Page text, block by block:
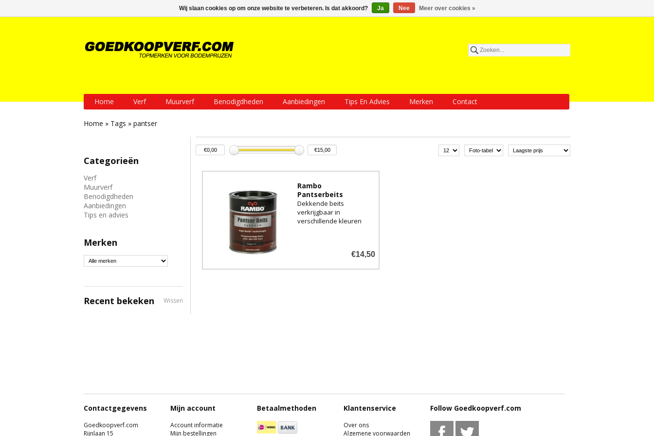
Inloggen Een account aanmaken Mijn winkelwagen €0,00
Home Verf Muurverf Benodigdheden Aanbiedingen Tips En Advies Merken Contact
Home » Tags » pantser
Categorieën
Verf
Muurverf
Benodigdheden
Aanbiedingen
Tips en advies
Merken
Recent bekeken Wissen
Rambo
Pantserbeits
Dekkende beits
verkrijgbaar in
verschillende kleuren
€14,50
Contactgegevens
Goedkoopverf.com
Rijnlaan 15
Mijn account
Account informatie
Mijn bestellingen
Betaalmethoden Klantenservice
Over ons
Algemene voorwaarden
Follow Goedkoopverf.com
Wij slaan cookies op om onze website te verbeteren. Is dat akkoord? Ja Nee Meer over cookies »